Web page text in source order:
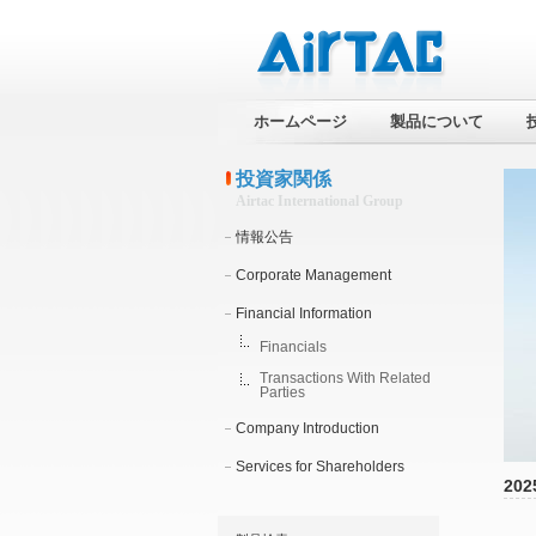
ホームページ 製品について
投資家関係
Airtac International Group
情報公告
Corporate Management
Financial Information
Financials
Transactions With Related
Parties
Company Introduction
Services for Shareholders